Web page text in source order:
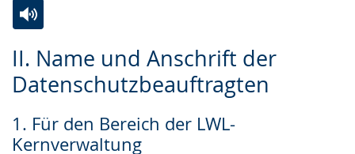
II. Name und Anschrift der
Datenschutzbeauftragten
1. Für den Bereich der LWL-
Kernverwaltung
Leichten
Sprache
Audio-
Unterstützung.
Video
in
Gebärdensprache